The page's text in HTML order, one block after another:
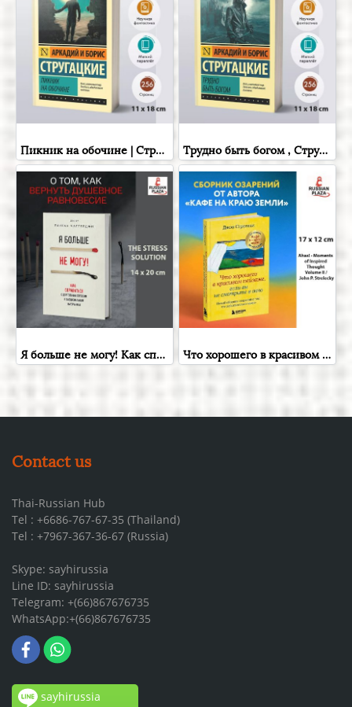
Пикник на обочине | Стругацкий Аркадий Натанович, Стругацкий Борис Натанович , Russian Books , Russian Plaza Трудно быть богом , Стругацкий Аркадий Натанович; Стругацкий Борис Натанович , Фантастика и фэнтези для взрослых , Russian Plaza , Books in Russian
Я больше не могу! Как справиться с длительным стрессом и эмоциональным выгоранием | Чаттерджи Ранган , Бомбора , Книга на русском языке , Russian Plaza Что хорошего в красивом пейзаже, если вы не смотрите в окно.( Ahas! - Moments of Inspired Thought Volume II / John P. Strelecky ) Новый сборник озарений о том, что действительно важно , Russian Plaza
Contact us
Thai-Russian Hub
Tel : +6686-767-67-35 (Thailand)
Tel : +7967-367-36-67 (Russia)
Skype: sayhirussia
Line ID: sayhirussia
Telegram: +(66)867676735
WhatsApp:+(66)867676735
sayhirussia